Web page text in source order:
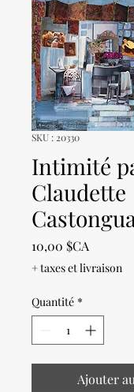
SKU : 20330
Intimité
Claudette
10,00 $CA
+ taxes et livraison
Quantité *
Ajouter